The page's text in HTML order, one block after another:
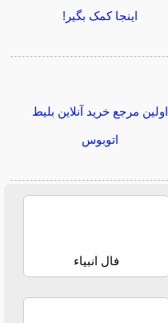
اینجا کمک بگیر!
اولین مرجع خرید آنلاین بلیط
اتوبوس
فال انبیاء